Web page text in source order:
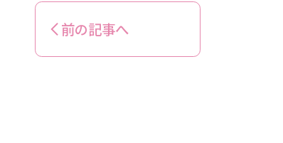
前の記事へ